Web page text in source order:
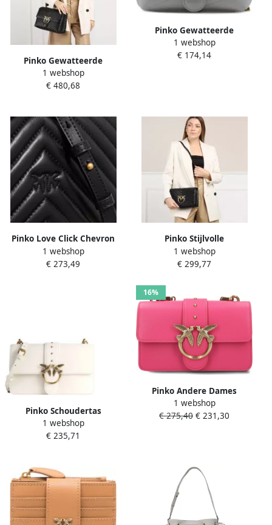
Pinko Gewatteerde
schoudertas met Love Birds
gesp Black Dames
1 webshop
€ 480,68
Pinko Gewatteerde
schoudertas van kalfsleer
met Love Birds-logo White
1 webshop
€ 174,14
Pinko Love Click Chevron
Mini Black Crossbody BAG
Zwart Dames
1 webshop
€ 273,49
Pinko Stijlvolle
Crossbodytassen voor
Dagelijks Gebruik Black
1 webshop
€ 299,77
Pinko Schoudertas
Samenstelling 100% Code
100053-A0F1-Z14Q White
1 webshop
€ 235,71
16%
Pinko Andere Dames
Samenstelling 100%
Productcode 100059 A0F1
1 webshop
€ 275,40 € 231,30